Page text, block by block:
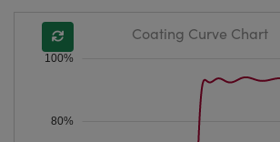
80%
100%
Coating Curve Chart